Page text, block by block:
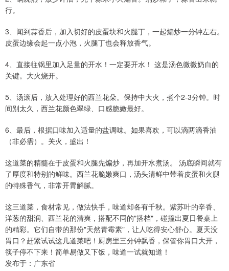
行。
3、闻到蒜香后，加入切好的皮蛋块和火腿丁，一起煸炒一分钟左右。
皮蛋边缘会起一点小泡，火腿丁也会释放香气。
4、直接往锅里加入足量的开水！一定要开水！ 这是汤色微微奶白的
关键。大火烧开。
5、汤滚后，放入处理好的西兰花朵。保持中大火，煮个2-3分钟。时
间别太久，西兰花颜色翠绿、口感脆嫩最好。
6、最后，根据口味加入适量的盐调味。如果喜欢，可以滴两滴香油
（非必需）。关火，盛出！
这道菜的精髓在于皮蛋和火腿先煸炒，再加开水煮汤。 汤底瞬间就有
了厚度和特别的鲜味。西兰花脆嫩爽口，汤头清鲜中带着皮蛋和火腿
的特殊香气，非常开胃解腻。
这三道菜，食材常见，做法快手，味道却各有千秋。紫苏叶的辛香、
洋葱的甜润、西兰花的清爽，搭配不同的"搭档"，碰撞出夏日餐桌上
的精彩。它们自带的那份"天然青霉素"，让人吃得安心舒心。夏天没
胃口？赶紧试试这几道菜吧！厨房里三分钟飘香，保管你胃口大开，
筷子停不下来！简单易做又下饭，味道一试就知道！
发布于：广东省